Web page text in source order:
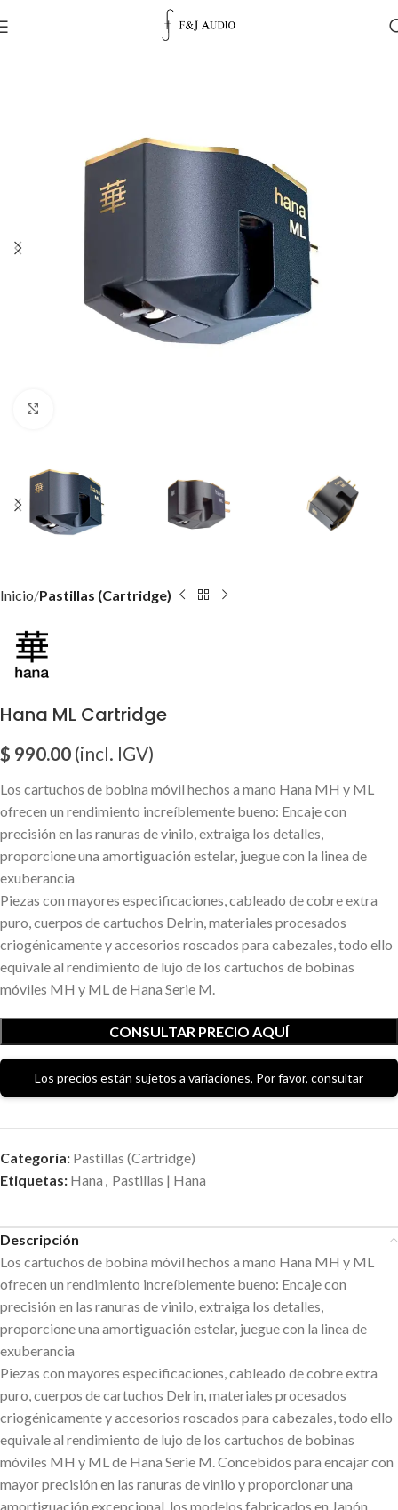
Inicio Pastillas (Cartridge)
Hana ML Cartridge
$ 990.00 (incl. IGV)
Los cartuchos de bobina móvil hechos a mano Hana MH y ML
ofrecen un rendimiento increíblemente bueno: Encaje con
precisión en las ranuras de vinilo, extraiga los detalles,
proporcione una amortiguación estelar, juegue con la linea de
exuberancia
Piezas con mayores especificaciones, cableado de cobre extra
puro, cuerpos de cartuchos Delrin, materiales procesados
criogénicamente y accesorios roscados para cabezales, todo ello
equivale al rendimiento de lujo de los cartuchos de bobinas
móviles MH y ML de Hana Serie M.
CONSULTAR PRECIO AQUÍ
Los precios están sujetos a variaciones, Por favor, consultar
Categoría: Pastillas (Cartridge)
Etiquetas: Hana , Pastillas | Hana
Descripción
Los cartuchos de bobina móvil hechos a mano Hana MH y ML
ofrecen un rendimiento increíblemente bueno: Encaje con
precisión en las ranuras de vinilo, extraiga los detalles,
proporcione una amortiguación estelar, juegue con la linea de
exuberancia
Piezas con mayores especificaciones, cableado de cobre extra
puro, cuerpos de cartuchos Delrin, materiales procesados
criogénicamente y accesorios roscados para cabezales, todo ello
equivale al rendimiento de lujo de los cartuchos de bobinas
móviles MH y ML de Hana Serie M. Concebidos para encajar con
mayor precisión en las ranuras de vinilo y proporcionar una
amortiguación excepcional, los modelos fabricados en Japón